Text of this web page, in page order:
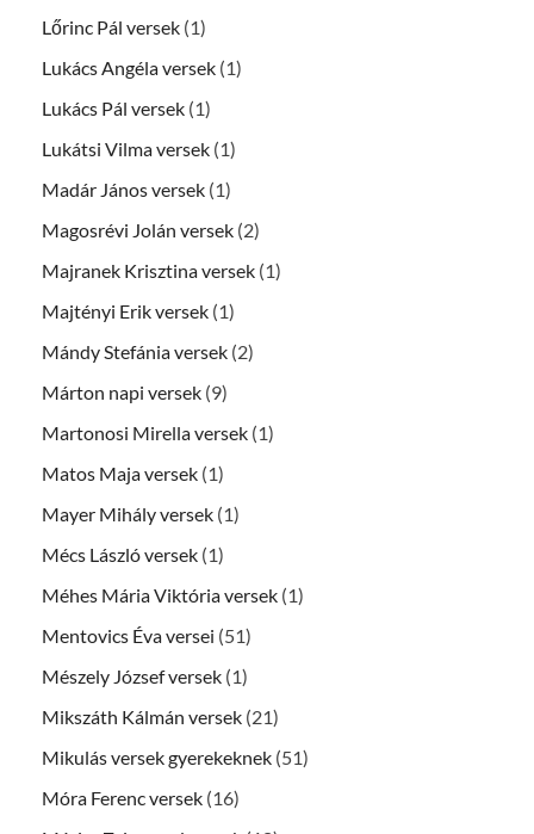
Lőrinc Pál versek (1)
Lukács Angéla versek (1)
Lukács Pál versek (1)
Lukátsi Vilma versek (1)
Madár János versek (1)
Magosrévi Jolán versek (2)
Majranek Krisztina versek (1)
Majtényi Erik versek (1)
Mándy Stefánia versek (2)
Márton napi versek (9)
Martonosi Mirella versek (1)
Matos Maja versek (1)
Mayer Mihály versek (1)
Mécs László versek (1)
Méhes Mária Viktória versek (1)
Mentovics Éva versei (51)
Mészely József versek (1)
Mikszáth Kálmán versek (21)
Mikulás versek gyerekeknek (51)
Móra Ferenc versek (16)